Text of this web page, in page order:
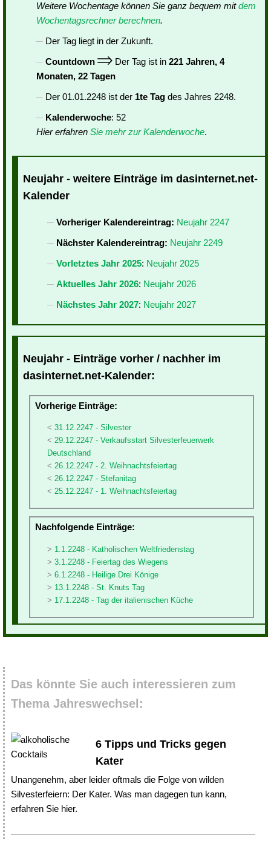
Weitere Wochentage können Sie ganz bequem mitdem
Wochentagsrechner berechnen.
Der Tag liegt in der Zukunft.
Countdown
Der Tag ist in 221 Jahren, 4
Monaten, 22 Tagen
Der 01.01.2248 ist der 1te Tag des Jahres 2248.
Kalenderwoche: 52
Hier erfahren Sie mehr zur Kalenderwoche.
Neujahr - weitere Einträge im dasinternet.net-
Kalender
Vorheriger Kalendereintrag: Neujahr 2247
Nächster Kalendereintrag: Neujahr 2249
Vorletztes Jahr 2025: Neujahr 2025
Aktuelles Jahr 2026: Neujahr 2026
Nächstes Jahr 2027: Neujahr 2027
Neujahr - Einträge vorher / nachher im
dasinternet.net-Kalender:
Vorherige Einträge:
31.12.2247 - Silvester
29.12.2247 - Verkaufsstart Silvesterfeuerwerk
Deutschland
26.12.2247 - 2. Weihnachtsfeiertag
26.12.2247 - Stefanitag
25.12.2247 - 1. Weihnachtsfeiertag
Nachfolgende Einträge:
1.1.2248 - Katholischen Weltfriedenstag
3.1.2248 - Feiertag des Wiegens
6.1.2248 - Heilige Drei Könige
13.1.2248 - St. Knuts Tag
17.1.2248 - Tag der italienischen Küche
Das könnte Sie auch interessieren zum
Thema Jahreswechsel:
6 Tipps und Tricks gegen
Kater
Unangenehm, aber leider oftmals die Folge von wilden
Silvesterfeiern: Der Kater. Was man dagegen tun kann,
erfahren Sie hier.